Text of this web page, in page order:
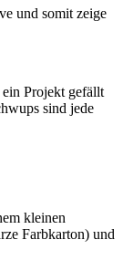
und somit zeige
Projekt gefällt
sind jede
kleinen
Farbkarton) und